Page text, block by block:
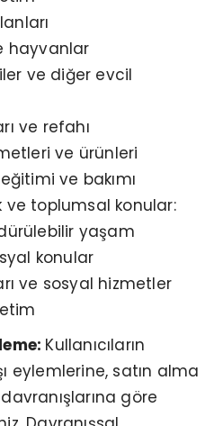
hayvanlar
ve diğer evcil
ve refahı
ve ürünleri
ve bakımı
ve toplumsal konular:
yaşam
konular
ve sosyal hizmetler
Kullanıcıların
eylemlerine, satın alma
göre